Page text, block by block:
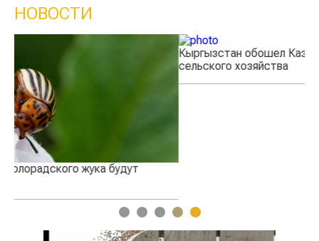
НОВОСТИ
Кыргызстан обошел Казахстан по темпам роста
сельского хозяйства
1 2 3 4 5